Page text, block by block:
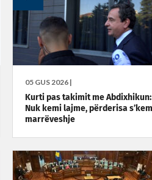
05 GUS 2026 |
Kurti pas takimit me Abdixhikun:
Nuk kemi lajme, përderisa
marrëveshje